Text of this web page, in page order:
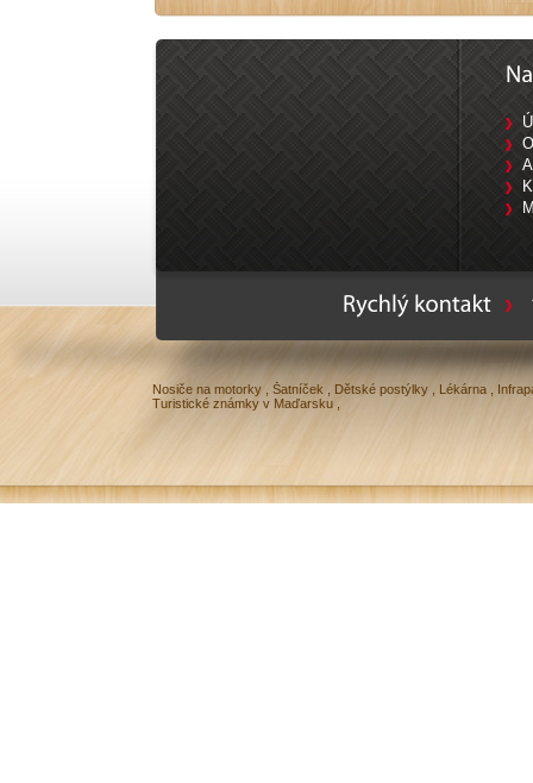
Nosiče na motorky Šatníček Dětské postýlky Lékárna
Turistické známky v Maďarsku